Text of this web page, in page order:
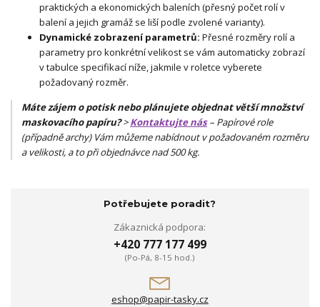
praktických a ekonomických baleních (přesný počet rolí v
balení a jejich gramáž se liší podle zvolené varianty).
Dynamické zobrazení parametrů: Přesné rozměry rolí a
parametry pro konkrétní velikost se vám automaticky zobrazí
v tabulce specifikací níže, jakmile v roletce vyberete
požadovaný rozměr.
Máte zájem o potisk nebo plánujete objednat větší množství
maskovacího papíru?>Kontaktujte nás– Papírové role
(případně archy) Vám můžeme nabídnout v požadovaném rozměru
a velikosti, a to při objednávce nad 500 kg.
Potřebujete poradit?
Zákaznická podpora:
+420 777 177 499
(Po-Pá, 8-15 hod.)
eshop@papir-tasky.cz